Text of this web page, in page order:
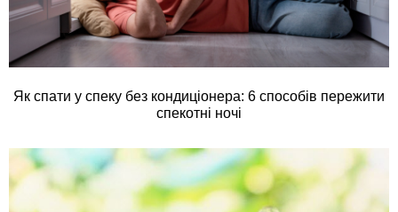
Як спати у спеку без кондиціонера: 6 способів пережити
спекотні ночі